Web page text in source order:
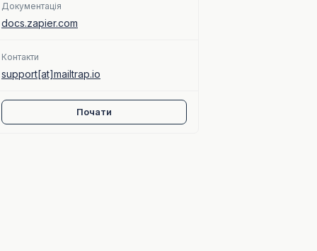
Документація
docs.zapier.com
Контакти
support[at]mailtrap.io
Почати